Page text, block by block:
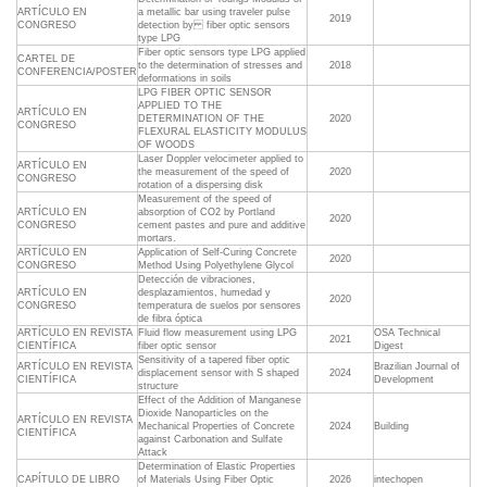
ARTÍCULO EN
CONGRESO
a metallic bar using traveler pulse
detection by fiber optic sensors
type LPG
2019
CARTEL DE
CONFERENCIA/POSTER
Fiber optic sensors type LPG applied
to the determination of stresses and
deformations in soils
2018
ARTÍCULO EN
CONGRESO
LPG FIBER OPTIC SENSOR
APPLIED TO THE
DETERMINATION OF THE
FLEXURAL ELASTICITY MODULUS
OF WOODS
2020
ARTÍCULO EN
CONGRESO
Laser Doppler velocimeter applied to
the measurement of the speed of
rotation of a dispersing disk
2020
ARTÍCULO EN
CONGRESO
Measurement of the speed of
absorption of CO2 by Portland
cement pastes and pure and additive
mortars.
2020
ARTÍCULO EN
CONGRESO
Application of Self-Curing Concrete
Method Using Polyethylene Glycol
2020
ARTÍCULO EN
CONGRESO
Detección de vibraciones,
desplazamientos, humedad y
temperatura de suelos por sensores
de fibra óptica
2020
ARTÍCULO EN REVISTA
CIENTÍFICA
Fluid flow measurement using LPG
fiber optic sensor
2021
OSA Technical
Digest
ARTÍCULO EN REVISTA
CIENTÍFICA
Sensitivity of a tapered fiber optic
displacement sensor with S shaped
structure
2024
Brazilian Journal of
Development
ARTÍCULO EN REVISTA
CIENTÍFICA
Effect of the Addition of Manganese
Dioxide Nanoparticles on the
Mechanical Properties of Concrete
against Carbonation and Sulfate
Attack
2024 Building
CAPÍTULO DE LIBRO
Determination of Elastic Properties
of Materials Using Fiber Optic
2026 intechopen